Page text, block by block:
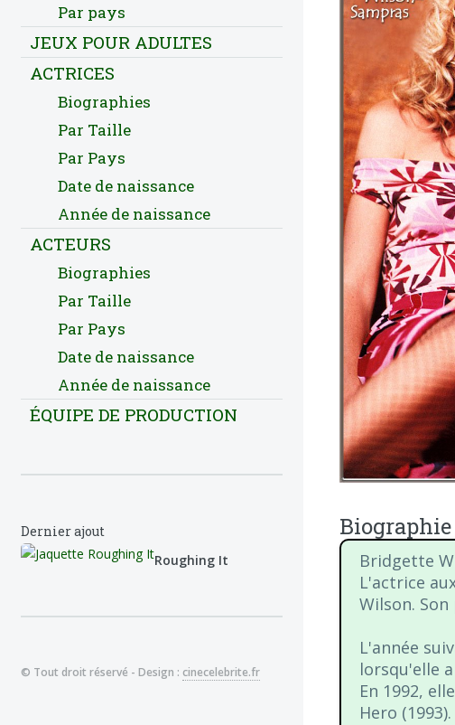
Biographie
Bridgette
L'actrice
Wilson.
L'année
lorsqu'elle
En 1992,
Hero (1993).
Par pays
JEUX POUR ADULTES
ACTRICES
Biographies
Par Taille
Par Pays
Date de naissance
Année de naissance
ACTEURS
Biographies
Par Taille
Par Pays
Date de naissance
Année de naissance
ÉQUIPE DE PRODUCTION
Dernier ajout
Roughing It
© Tout droit réservé - Design : cinecelebrite.fr